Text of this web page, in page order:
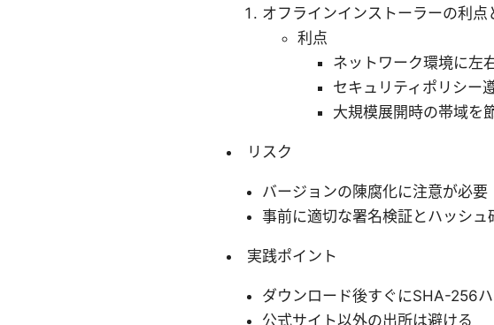
オフラインインストーラーの利点
利点
ネットワーク環境に左
セキュリティポリシー
大規模展開時の帯域を
リスク
バージョンの陳腐化に注意が必要
事前に適切な署名検証とハッシ
実践ポイント
ダウンロード後すぐにSHA-256
公式サイト以外の出所は避ける